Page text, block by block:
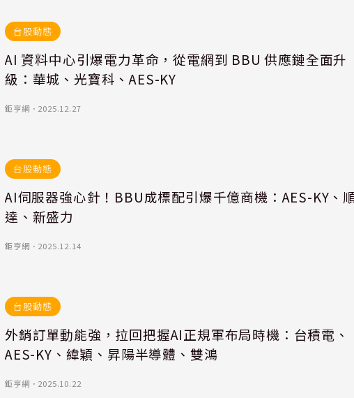
台股動態
AI 資料中心引爆電力革命，從電網到 BBU 供應鏈全面升
級：華城、光寶科、AES-KY
鉅亨網 ． 2025.12.27
台股動態
AI伺服器強心針！BBU成標配引爆千億商機：AES-KY、
達、新盛力
鉅亨網 ． 2025.12.14
台股動態
外銷訂單動能強，拉回把握AI正規軍布局時機：台積電、
AES-KY、緯穎、昇陽半導體、雙鴻
鉅亨網 ． 2025.10.22